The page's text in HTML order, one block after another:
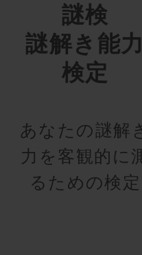
謎検
謎解き能
検定
あなたの謎解
力を客観的に
るための検定